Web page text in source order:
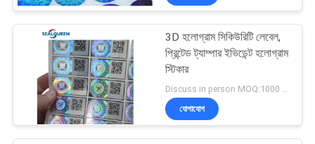
কারখানা
নিয়ন্ত্রণ
Non Residue
Security Labels
28
3D হলোগ্রাম সিকিউরিটি লেবেল,
প্রিন্টেড ট্যাম্পার ইভিডেন্ট হলোগ্রাম
স্টিকার
যোগাযোগ